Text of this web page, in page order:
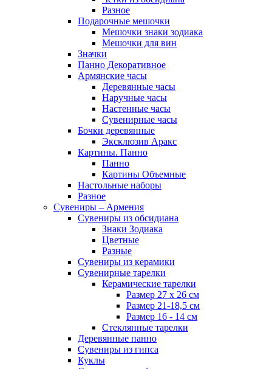
Разное
Подарочные мешочки
Мешочки знаки зодиака
Мешочки для вин
Значки
Панно Декоративное
Армянские часы
Деревянные часы
Наручные часы
Настенные часы
Сувенирные часы
Бочки деревянные
Эксклюзив Аракс
Картины. Панно
Панно
Картины Объемные
Настольные наборы
Разное
Сувениры – Армения
Сувениры из обсидиана
Знаки Зодиака
Цветные
Разные
Сувениры из керамики
Сувенирные тарелки
Керамические тарелки
Размер 27 х 26 см
Размер 21-18,5 см
Размер 16 - 14 см
Стеклянные тарелки
Деревянные панно
Сувениры из гипса
Куклы